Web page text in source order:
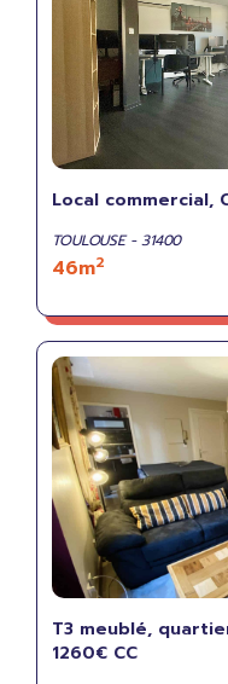
Local commercial,
TOULOUSE - 31400
46m2
T3 meublé,
1260€ CC